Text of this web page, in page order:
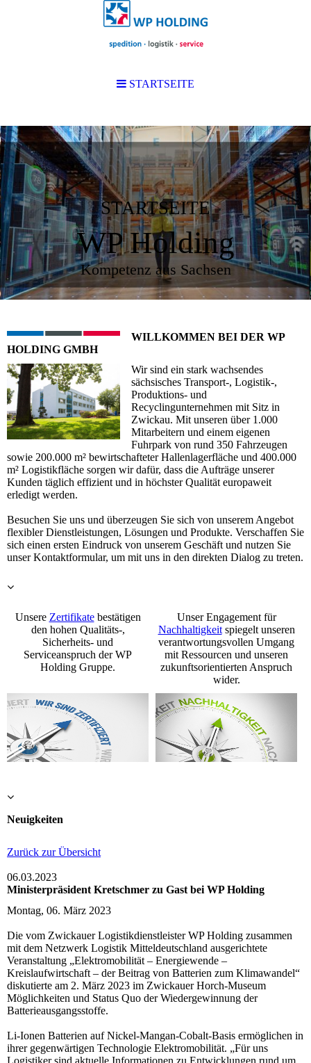
STARTSEITE
WP Holding
Kompetenz aus Sachsen
WILLKOMMEN BEI DER WP
HOLDING GMBH
Wir sind ein stark wachsendes
sächsisches Transport-, Logistik-,
Produktions- und
Recyclingunternehmen mit Sitz in
Zwickau. Mit unseren über 1.000
Mitarbeitern und einem eigenen
Fuhrpark von rund 350 Fahrzeugen
sowie 200.000 m² bewirtschafteter Hallenlagerfläche und 400.000
m² Logistikfläche sorgen wir dafür, dass die Aufträge unserer
Kunden täglich effizient und in höchster Qualität europaweit
erledigt werden.
Besuchen Sie uns und überzeugen Sie sich von unserem Angebot
flexibler Dienstleistungen, Lösungen und Produkte. Verschaffen Sie
sich einen ersten Eindruck von unserem Geschäft und nutzen Sie
unser Kontaktformular, um mit uns in den direkten Dialog zu treten.
Unsere Zertifikatebestätigen
den hohen Qualitäts-,
Sicherheits- und
Serviceanspruch der WP
Holding Gruppe.
Unser Engagement für
Nachhaltigkeitspiegelt unseren
verantwortungsvollen Umgang
mit Ressourcen und unseren
zukunftsorientierten Anspruch
wider.
Neuigkeiten
Zurück zur Übersicht
06.03.2023
Ministerpräsident Kretschmer zu Gast bei WP Holding
Montag, 06. März 2023
Die vom Zwickauer Logistikdienstleister WP Holding zusammen
mit dem Netzwerk Logistik Mitteldeutschland ausgerichtete
Veranstaltung „Elektromobilität – Energiewende –
Kreislaufwirtschaft – der Beitrag von Batterien zum Klimawandel“
diskutierte am 2. März 2023 im Zwickauer Horch-Museum
Möglichkeiten und Status Quo der Wiedergewinnung der
Batterieausgangsstoffe.
Li-Ionen Batterien auf Nickel-Mangan-Cobalt-Basis ermöglichen in
ihrer gegenwärtigen Technologie Elektromobilität. „Für uns
Logistiker sind aktuelle Informationen zu Entwicklungen rund um
STARTSEITE